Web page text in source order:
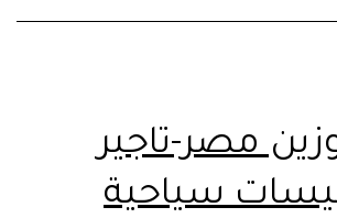
مصر-تاجير
سياحية